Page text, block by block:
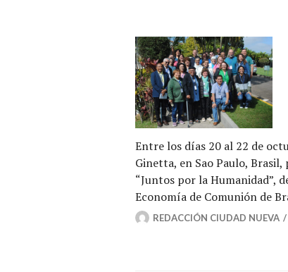
Entre los días 20 al 22 de
Ginetta, en Sao Paulo,
“Juntos por la Humanidad”,
Economía de Comunión de
REDACCIÓN CIUDAD NUEVA